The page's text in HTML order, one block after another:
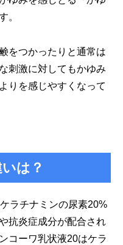
。
をつかったりと通常は
刺激に対してもかゆみ
りを感じやすくなって
は？
ラチナミンの尿素20%
抗炎症成分が配合され
コーワ乳状液20はケラ